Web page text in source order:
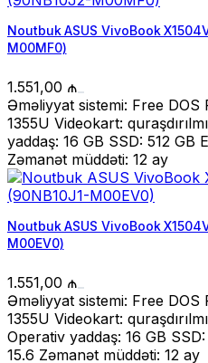
Noutbuk ASUS VivoBook
M00MF0)
1.551,00 ₼
Əməliyyat sistemi: Free
1355U Videokart:
yaddaş: 16 GB SSD: 512 GB
Zəmanət müddəti: 12 ay
Noutbuk ASUS VivoBook
M00EV0)
1.551,00 ₼
Əməliyyat sistemi: Free
1355U Videokart:
Operativ yaddaş: 16 GB
15.6 Zəmanət müddəti: 12 ay